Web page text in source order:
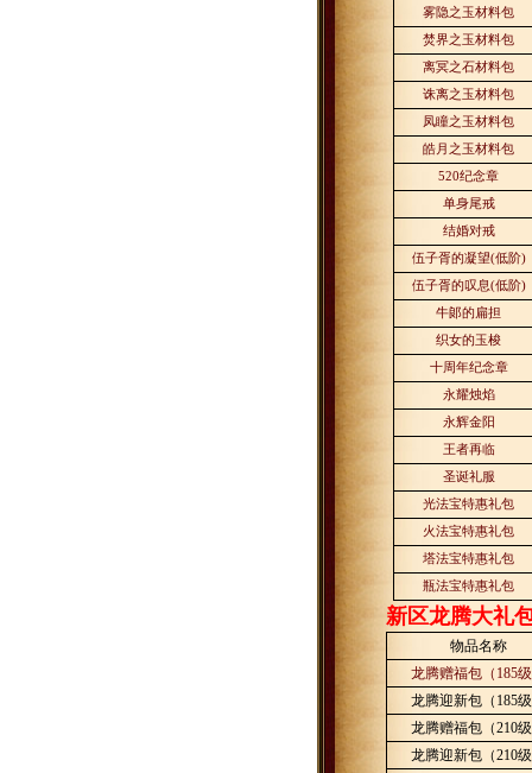
雾隐之玉材料包
焚界之玉材料包
离冥之石材料包
诛离之玉材料包
凤瞳之玉材料包
皓月之玉材料包
520纪念章
单身尾戒
结婚对戒
伍子胥的凝望(低阶)
伍子胥的叹息(低阶)
牛郞的扁担
织女的玉梭
十周年纪念章
永耀烛焰
永辉金阳
王者再临
圣诞礼服
光法宝特惠礼包
火法宝特惠礼包
塔法宝特惠礼包
瓶法宝特惠礼包
新区龙腾大礼
物品名称
龙腾赠福包（ 185
龙腾迎新包（ 185
龙腾赠福包（210
龙腾迎新包（210